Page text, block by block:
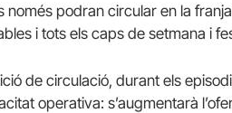
només podran circular en la
i tots els caps de setmana i
de circulació, durant els
operativa: s’augmentarà